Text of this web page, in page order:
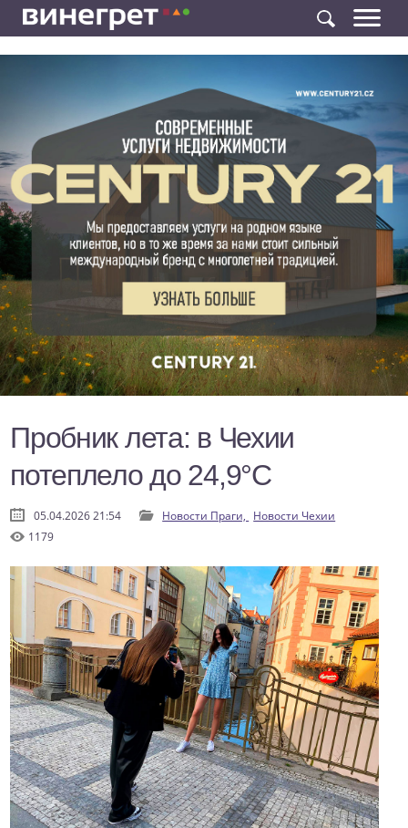
Пробник лета: в Чехии
потеплело до 24,9°C
05.04.2026 21:54 Новости Праги, Новости Чехии
1179